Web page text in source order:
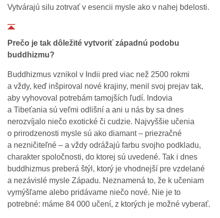
Vytvárajú silu zotrvať v esencii mysle ako v nahej bdelosti.
Prečo je tak dôležité vytvoriť západnú podobu
buddhizmu?
Buddhizmus vznikol v Indii pred viac než 2500 rokmi
a vždy, keď inšpiroval nové krajiny, menil svoj prejav tak,
aby vyhovoval potrebám tamojších ľudí. Indovia
a Tibeťania sú veľmi odlišní a ani u nás by sa dnes
nerozvíjalo niečo exotické či cudzie. Najvyššie učenia
o prirodzenosti mysle sú ako diamant – priezračné
a nezničiteľné – a vždy odrážajú farbu svojho podkladu,
charakter spoločnosti, do ktorej sú uvedené. Tak i dnes
buddhizmus preberá štýl, ktorý je vhodnejší pre vzdelané
a nezávislé mysle Západu. Neznamená to, že k učeniam
vymýšľame alebo pridávame niečo nové. Nie je to
potrebné: máme 84 000 učení, z ktorých je možné vyberať.